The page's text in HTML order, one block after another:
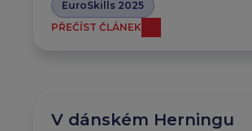
EuroSkills 2025
PŘEČÍST ČLÁNEK
V dánském Herningu